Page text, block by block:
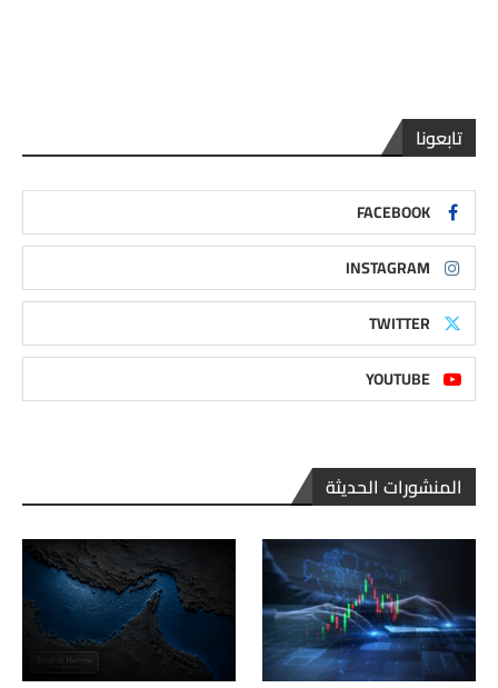
تابعونا
FACEBOOK
INSTAGRAM
TWITTER
YOUTUBE
المنشورات الحديثة